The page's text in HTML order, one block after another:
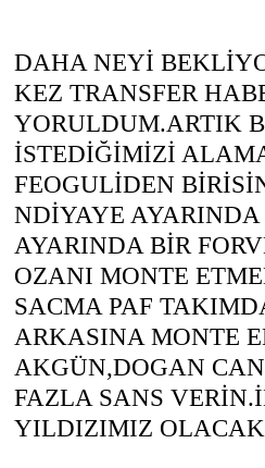
DAHA NEYİ
KEZ TRANSFER
YORULDUM.ARTIK
İSTEDİĞİMİZİ
FEOGULİDEN
NDİYAYE
AYARINDA BİR
OZANI MONTE
SACMA PAF
ARKASINA MONTE
AKGÜN,DOGAN
FAZLA SANS
YILDIZIMIZ OLACAK